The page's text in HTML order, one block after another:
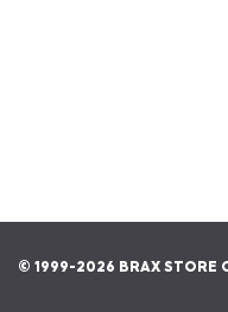
© 1999-2026 BRAX STORE